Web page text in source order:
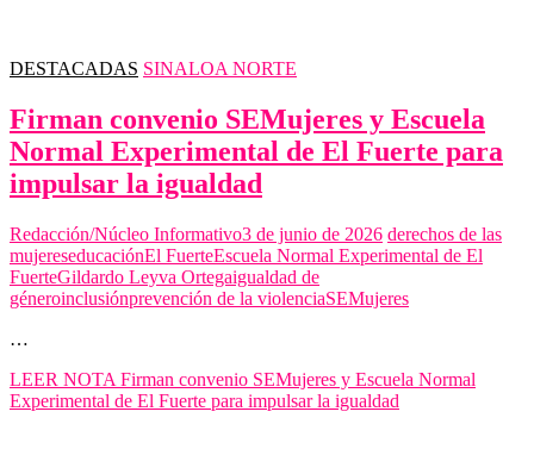
DESTACADAS SINALOA NORTE
Firman convenio SEMujeres y Escuela
Normal Experimental de El Fuerte para
impulsar la igualdad
Redacción/Núcleo Informativo3 de junio de 2026 derechos de las
mujereseducaciónEl FuerteEscuela Normal Experimental de El
FuerteGildardo Leyva Ortegaigualdad de
géneroinclusiónprevención de la violenciaSEMujeres
…
LEER NOTA Firman convenio SEMujeres y Escuela Normal
Experimental de El Fuerte para impulsar la igualdad